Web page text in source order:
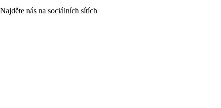
Najděte nás na sociálních sítích